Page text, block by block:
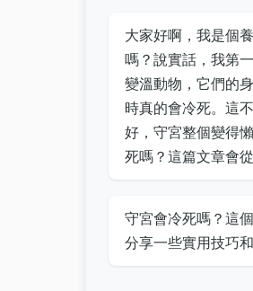
大家好啊，我是個
嗎？說實話，我第
變溫動物，它們的
時真的會冷死。這
好，守宮整個變得
死嗎？這篇文章會
守宮會冷死嗎？這
分享一些實用技巧